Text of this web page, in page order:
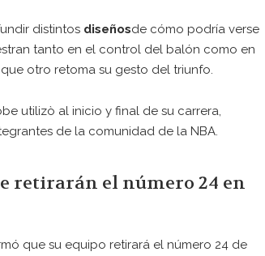
distintos diseñosde cómo podría verse
tanto en el control del balón como en
otro retoma su gesto del triunfo.
utilizò al inicio y final de su carrera,
de la comunidad de la NBA.
retirarán el número 24 en
que su equipo retirará el número 24 de